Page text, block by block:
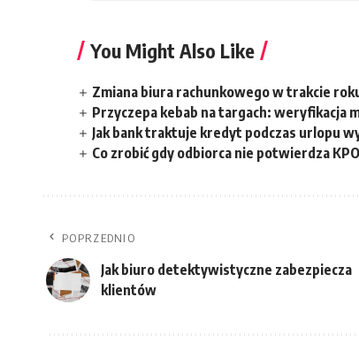
You Might Also Like
Zmiana biura rachunkowego w trakcie
Przyczepa kebab na targach: weryfikacja
Jak bank traktuje kredyt podczas urlopu
Co zrobić gdy odbiorca nie potwierdza
POPRZEDNIO
Jak biuro detektywistyczne zabezpiecza
klientów